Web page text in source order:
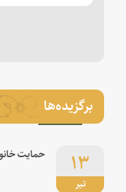
برگزیده‌ها
تیر
۱۳ حمایت